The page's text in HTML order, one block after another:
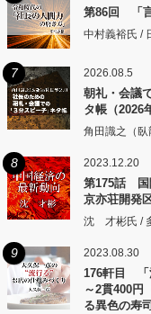
第86回 「言
中村義裕氏 /
7 2026.08.5
朝礼・会議
タ帳（2026
角田識之（臥
8 2023.12.20
第175話 国
京亦荘開発
沈 才彬氏 /
9 2023.08.30
176軒目 「
～2貫400円
る異色の寿